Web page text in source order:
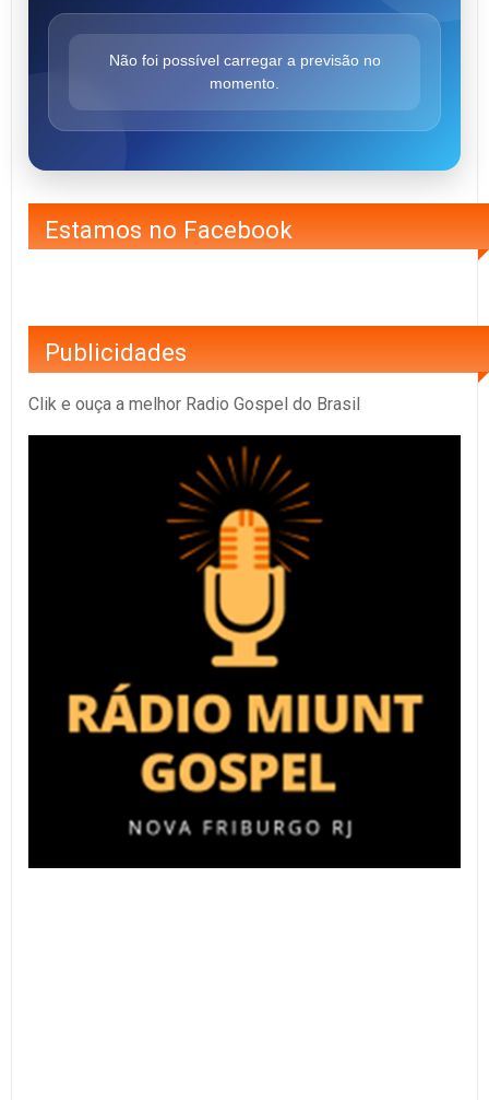
Não foi possível carregar a previsão no
momento.
Estamos no Facebook
Publicidades
Clik e ouça a melhor Radio Gospel do Brasil